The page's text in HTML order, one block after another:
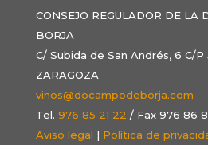
CONSEJO REGULADOR DE LA
BORJA
C/ Subida de San Andrés, 6 C/
ZARAGOZA
vinos@docampodeborja.com
Tel. 976 85 21 22 / Fax 976 86
Aviso legal | Política de